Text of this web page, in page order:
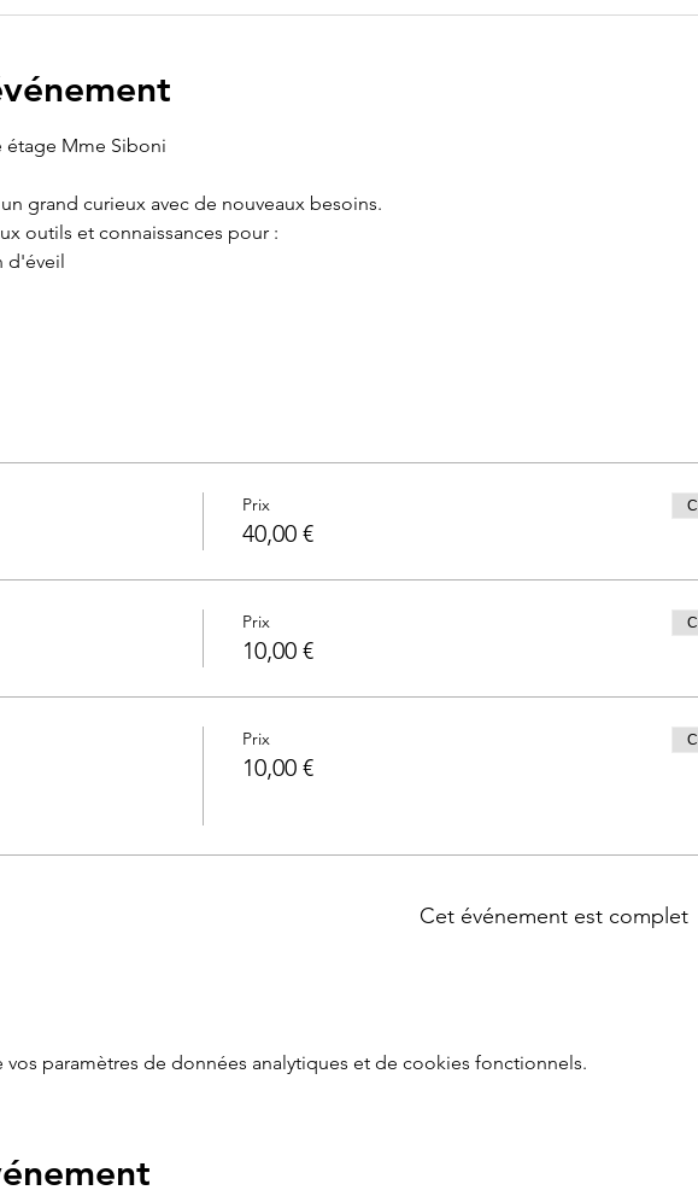
étage Mme Siboni
grand curieux avec de nouveaux besoins.
outils et connaissances pour :
d'éveil
Prix
40,00 €
Prix
10,00 €
Prix
10,00 €
Cet événement est complet
paramètres de données analytiques et de cookies fonctionnels.